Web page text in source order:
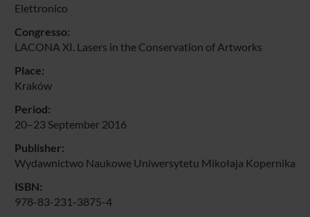
Elettronico
Congresso:
LACONA XI. Lasers in the Conservation of Artworks
Place:
Kraków
Period:
20–23 September 2016
Publisher:
Wydawnictwo Naukowe Uniwersytetu Mikołaja Kopernika
ISBN:
978-83-231-3875-4